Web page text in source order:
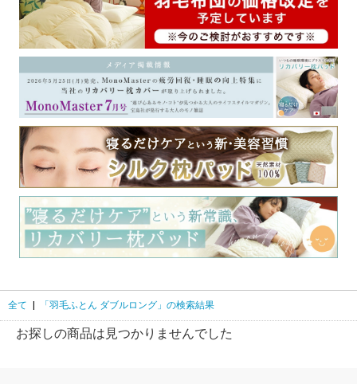
全て 「羽毛ふとん ダブルロング」の検索結果
お探しの商品は見つかりませんでした